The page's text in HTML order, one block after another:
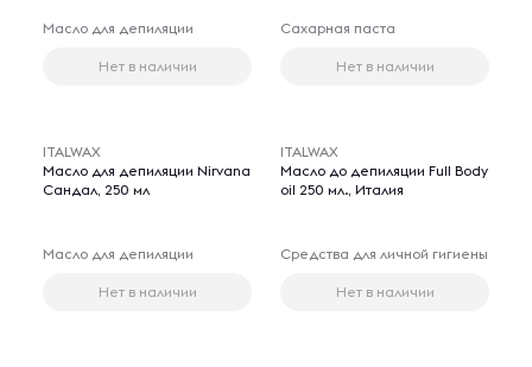
Масло для депиляции
Нет в наличии
Сахарная паста
Нет в наличии
ITALWAX
Масло для депиляции Nirvana
Сандал, 250 мл
Масло для депиляции
Нет в наличии
ITALWAX
Масло до депиляции Full Body
oil 250 мл., Италия
Средства для личной гигиены
Нет в наличии